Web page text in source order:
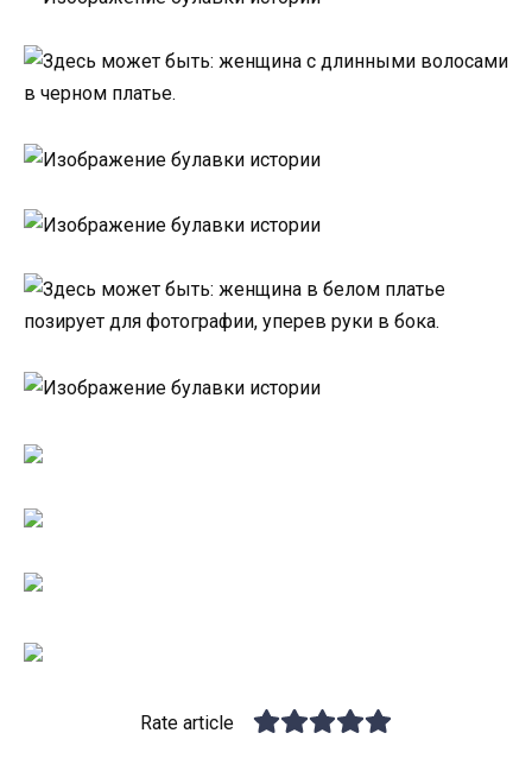
Rate article